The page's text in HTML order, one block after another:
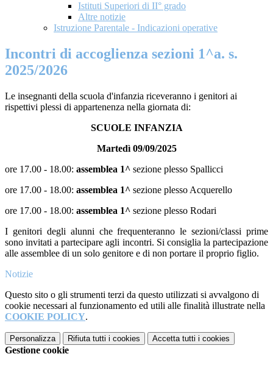
Istituti Superiori di II° grado
Altre notizie
Istruzione Parentale - Indicazioni operative
Incontri di accoglienza sezioni 1^a. s.
2025/2026
Le insegnanti della scuola d'infanzia riceveranno i genitori ai
rispettivi plessi di appartenenza nella giornata di:
SCUOLE INFANZIA
Martedì 09/09/2025
ore 17.00 - 18.00: assemblea 1^ sezione plesso Spallicci
ore 17.00 - 18.00: assemblea 1^ sezione plesso Acquerello
ore 17.00 - 18.00: assemblea 1^ sezione plesso Rodari
I genitori degli alunni che frequenteranno le sezioni/classi prime
sono invitati a partecipare agli incontri. Si consiglia la partecipazione
alle assemblee di un solo genitore e di non portare il proprio figlio.
Notizie
Questo sito o gli strumenti terzi da questo utilizzati si avvalgono di
cookie necessari al funzionamento ed utili alle finalità illustrate nella
COOKIE POLICY.
Personalizza Rifiuta tutti i cookies Accetta tutti i cookies
Gestione cookie